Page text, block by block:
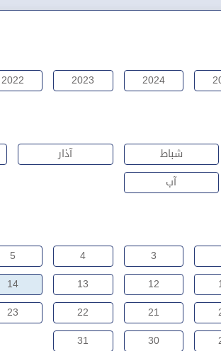
2024
2023
2022
شباط آذار
آب
3
4
5
12
13
14
21
22
23
30
31